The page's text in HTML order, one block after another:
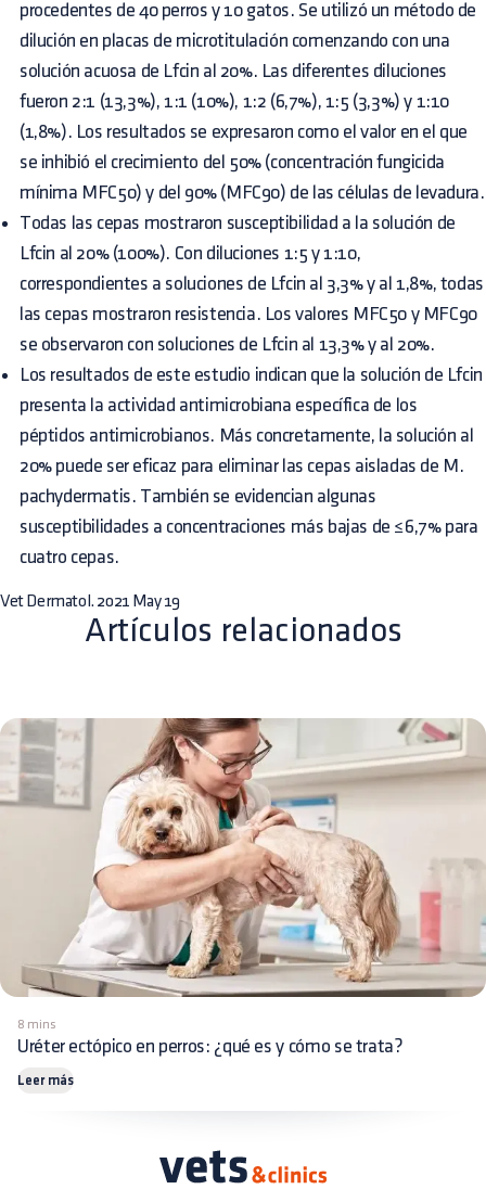
procedentes de 40 perros y 10 gatos. Se utilizó un método de
dilución en placas de microtitulación comenzando con una
solución acuosa de Lfcin al 20%. Las diferentes diluciones
fueron 2:1 (13,3%), 1:1 (10%), 1:2 (6,7%), 1:5 (3,3%) y 1:10
(1,8%). Los resultados se expresaron como el valor en el que
se inhibió el crecimiento del 50% (concentración fungicida
mínima MFC50) y del 90% (MFC90) de las células de levadura.
Todas las cepas mostraron susceptibilidad a la solución de
Lfcin al 20% (100%). Con diluciones 1:5 y 1:10,
correspondientes a soluciones de Lfcin al 3,3% y al 1,8%, todas
las cepas mostraron resistencia. Los valores MFC50 y MFC90
se observaron con soluciones de Lfcin al 13,3% y al 20%.
Los resultados de este estudio indican que la solución de Lfcin
presenta la actividad antimicrobiana específica de los
péptidos antimicrobianos. Más concretamente, la solución al
20% puede ser eficaz para eliminar las cepas aisladas de M.
pachydermatis. También se evidencian algunas
susceptibilidades a concentraciones más bajas de ≤6,7% para
cuatro cepas.
Vet Dermatol. 2021 May 19
Artículos relacionados
8 mins
Uréter ectópico en perros: ¿qué es y cómo se trata?
Leer más